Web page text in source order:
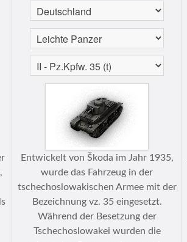
Entwickelt von Škoda im Jahr 1935,
wurde das Fahrzeug in der
tschechoslowakischen Armee mit der
Bezeichnung vz. 35 eingesetzt.
Während der Besetzung der
Tschechoslowakei wurden die